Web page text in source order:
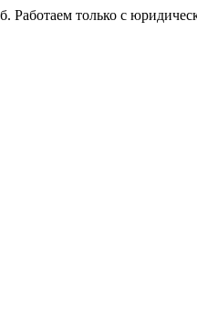
Работаем только с